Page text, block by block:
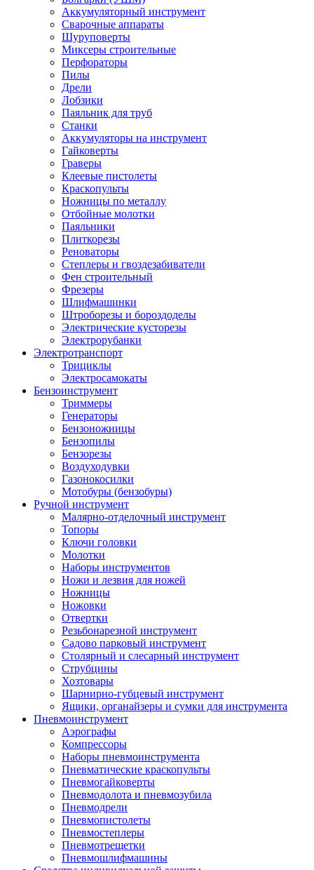
Аккумуляторный инструмент
Сварочные аппараты
Шуруповерты
Миксеры строительные
Перфораторы
Пилы
Дрели
Лобзики
Паяльник для труб
Станки
Аккумуляторы на инструмент
Гайковерты
Граверы
Клеевые пистолеты
Краскопульты
Ножницы по металлу
Отбойные молотки
Паяльники
Плиткорезы
Реноваторы
Степлеры и гвоздезабиватели
Фен строительный
Фрезеры
Шлифмашинки
Штроборезы и бороздоделы
Электрические кусторезы
Электрорубанки
Электротранспорт
Трициклы
Электросамокаты
Бензоинструмент
Триммеры
Генераторы
Бензоножницы
Бензопилы
Бензорезы
Воздуходувки
Газонокосилки
Мотобуры (бензобуры)
Ручной инструмент
Малярно-отделочный инструмент
Топоры
Ключи головки
Молотки
Наборы инструментов
Ножи и лезвия для ножей
Ножницы
Ножовки
Отвертки
Резьбонарезной инструмент
Садово парковый инструмент
Столярный и слесарный инструмент
Струбцины
Хозтовары
Шарнирно-губцевый инструмент
Ящики, органайзеры и сумки для инструмента
Пневмоинструмент
Аэрографы
Компрессоры
Наборы пневмоинструмента
Пневматические краскопульты
Пневмогайковерты
Пневмодолота и пневмозубила
Пневмодрели
Пневмопистолеты
Пневмостеплеры
Пневмотрещетки
Пневмошлифмашины